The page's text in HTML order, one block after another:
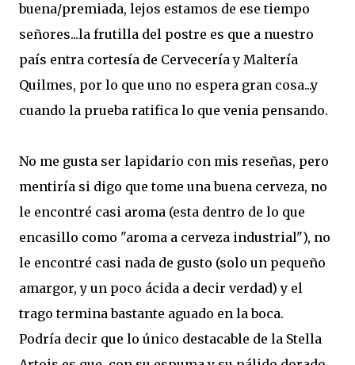
buena/premiada, lejos estamos de ese tiempo
señores...la frutilla del postre es que a nuestro
país entra cortesía de Cervecería y Maltería
Quilmes, por lo que uno no espera gran cosa...y
cuando la prueba ratifica lo que venia pensando.
No me gusta ser lapidario con mis reseñas, pero
mentiría si digo que tome una buena cerveza, no
le encontré casi aroma (esta dentro de lo que
encasillo como "aroma a cerveza industrial"), no
le encontré casi nada de gusto (solo un pequeño
amargor, y un poco ácida a decir verdad) y el
trago termina bastante aguado en la boca.
Podría decir que lo único destacable de la Stella